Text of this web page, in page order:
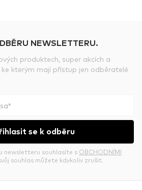
NEWSLETTERU.
produktech, super akcích a
ke kterým mají přístup jen odběratelé
se k odběru
newsletteru souhlasíte s OBCHODNÍMI
svůj souhlas můžete kdykoliv zrušit.